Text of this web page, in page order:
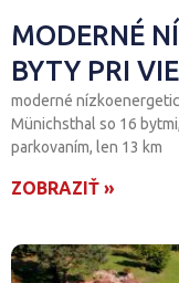
Je výška
Omyly pri
MODERNÉ
BYTY PRI
moderné
Münichsthal so 16
parkovaním, len 13 km
ZOBRAZIŤ »